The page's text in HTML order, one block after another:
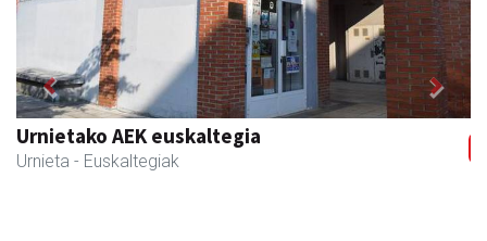
Bixente Otegi Lizaso S. L.
Asteasu - Asfaltoak
Previous Next